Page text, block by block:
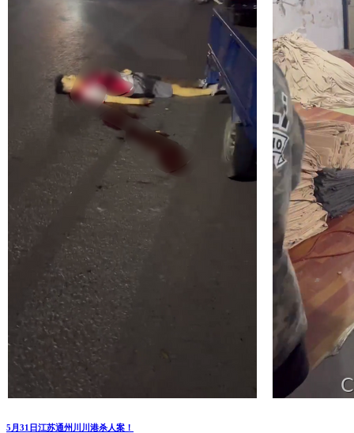
5月31日江苏通州川川港杀人案！